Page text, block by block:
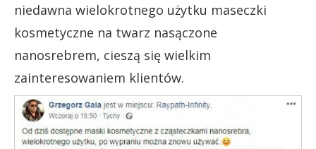
niedawna wielokrotnego użytku maseczki
kosmetyczne na twarz nasączone
nanosrebrem, cieszą się wielkim
zainteresowaniem klientów.